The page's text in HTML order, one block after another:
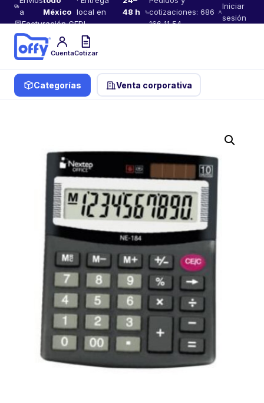
a
México local en
48 h
Facturación CFDI
cotizaciones: 686
166 11 54
Iniciar
sesión
CuentaCotizar
Categorías Venta corporativa